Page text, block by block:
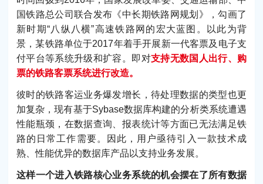
国铁路总公司联合发布《中长期铁路网规划》，勾画了
新时期“八纵八横”高速铁路网的宏大蓝图。以此为背
景，某铁路单位于2017年着手开展新一代客票及电子支
付平台等系统升级和扩容。即对支持无数国人出行、购
票的铁路客票系统进行改造。
彼时的铁路客运业务爆发增长，待处理数据的类型也更
加复杂，现有基于Sybase数据库构建的分析类系统遭遇
性能瓶颈，在数据查询、报表统计等方面已无法满足铁
路的日常工作需要。因此，用户亟待引入一款技术成
熟、性能优异的数据库产品以支持业务发展。
这样一个进入铁路核心业务系统的机会摆在了所有数据